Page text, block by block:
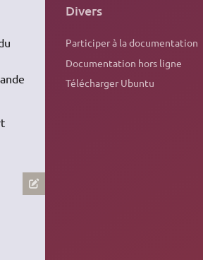
Divers
Participer à la documentation
Documentation hors ligne
Télécharger Ubuntu